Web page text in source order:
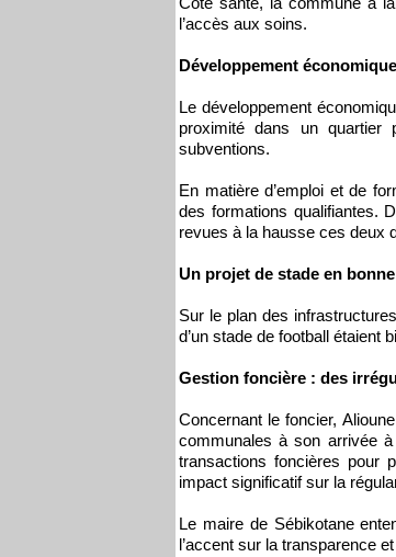
l’accès aux soins.
Développement
Le développement
proximité dans un quartier
subventions.
En matière d’emploi et de
des formations qualifiantes.
revues à la hausse ces deux
Un projet de stade en
Sur le plan des
d’un stade de football étaient
Gestion foncière : des
Concernant le foncier,
communales à son arrivée
transactions foncières pour
impact significatif sur la
Le maire de Sébikotane
l’accent sur la transparence